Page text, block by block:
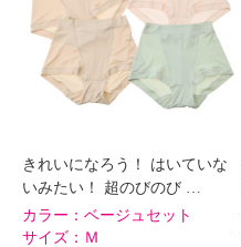
きれいになろう！ はいていな
いみたい！ 超のびのび …
カラー： ベージュセット
サイズ： Ｍ